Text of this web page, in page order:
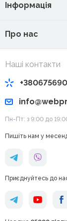
Інформація
Про нас
Наші контакти
Пн-Пт: з 9:00 до
Пишіть нам у
Приєднуйтесь до